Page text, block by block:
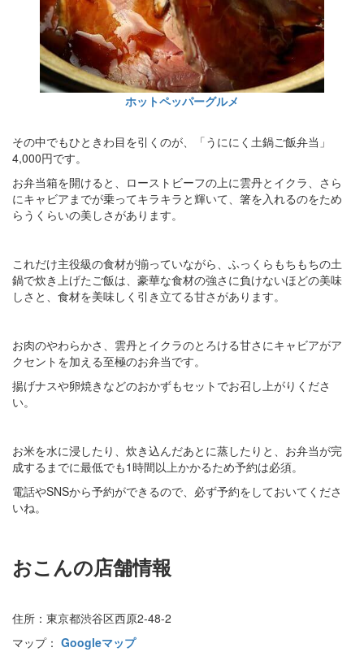
ホットペッパーグルメ
その中でもひときわ目を引くのが、「うににく土鍋ご飯弁当」
4,000円です。
お弁当箱を開けると、ローストビーフの上に雲丹とイクラ、さら
にキャビアまでが乗ってキラキラと輝いて、箸を入れるのをため
らうくらいの美しさがあります。
これだけ主役級の食材が揃っていながら、ふっくらもちもちの土
鍋で炊き上げたご飯は、豪華な食材の強さに負けないほどの美味
しさと、食材を美味しく引き立てる甘さがあります。
お肉のやわらかさ、雲丹とイクラのとろける甘さにキャビアがア
クセントを加える至極のお弁当です。
揚げナスや卵焼きなどのおかずもセットでお召し上がりくださ
い。
お米を水に浸したり、炊き込んだあとに蒸したりと、お弁当が完
成するまでに最低でも1時間以上かかるため予約は必須。
電話やSNSから予約ができるので、必ず予約をしておいてくださ
いね。
おこんの店舗情報
住所：東京都渋谷区西原2-48-2
マップ： Googleマップ